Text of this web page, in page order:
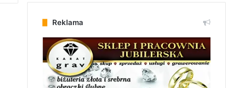
Reklama